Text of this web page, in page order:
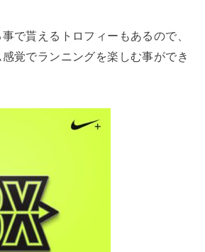
で貰えるトロフィーもあるので、
覚でランニングを楽しむ事ができ